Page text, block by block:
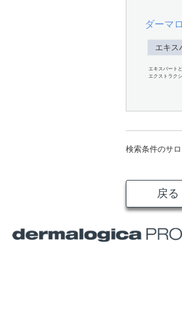
ダーマ
エキス
エキスパート
エクストラク
検索条件のサロ
戻る